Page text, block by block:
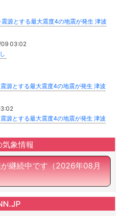
源とする最大震度4の地震が発生 津波
09 03:02
源とする最大震度4の地震が発生 津波
源とする最大震度4の地震が発生 津波
気象情報
継続中です（2026年08月